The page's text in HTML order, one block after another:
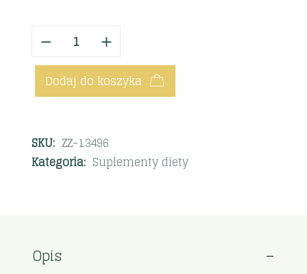
Dodaj do koszyka
SKU: ZZ-13496
Kategoria: Suplementy diety
Opis